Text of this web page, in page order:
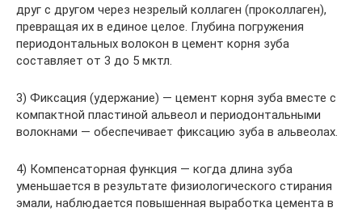
друг с другом через незрелый коллаген (проколлаген),
превращая их в единое целое. Глубина погружения
периодонтальных волокон в цемент корня зуба
составляет от 3 до 5 мктл.
3) Фиксация (удержание) — цемент корня зуба вместе с
компактной пластиной альвеол и периодонтальными
волокнами — обеспечивает фиксацию зуба в альвеолах.
4) Компенсаторная функция — когда длина зуба
уменьшается в результате физиологического стирания
эмали, наблюдается повышенная выработка цемента в